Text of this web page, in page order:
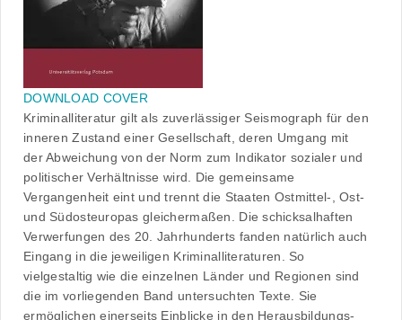
DOWNLOAD COVER
Kriminalliteratur gilt als zuverlässiger Seismograph für den
inneren Zustand einer Gesellschaft, deren Umgang mit
der Abweichung von der Norm zum Indikator sozialer und
politischer Verhältnisse wird. Die gemeinsame
Vergangenheit eint und trennt die Staaten Ostmittel-, Ost-
und Südosteuropas gleichermaßen. Die schicksalhaften
Verwerfungen des 20. Jahrhunderts fanden natürlich auch
Eingang in die jeweiligen Kriminalliteraturen. So
vielgestaltig wie die einzelnen Länder und Regionen sind
die im vorliegenden Band untersuchten Texte. Sie
ermöglichen einerseits Einblicke in den Herausbildungs-